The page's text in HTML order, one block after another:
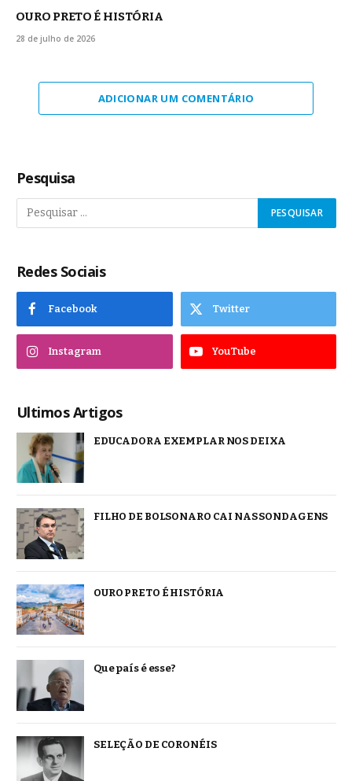
OURO PRETO É HISTÓRIA
28 de julho de 2026
ADICIONAR UM COMENTÁRIO
Pesquisa
Redes Sociais
Facebook Twitter
Instagram YouTube
Ultimos Artigos
EDUCADORA EXEMPLAR NOS DEIXA
FILHO DE BOLSONARO CAI NAS SONDAGENS
OURO PRETO É HISTÓRIA
Que país é esse?
SELEÇÃO DE CORONÉIS